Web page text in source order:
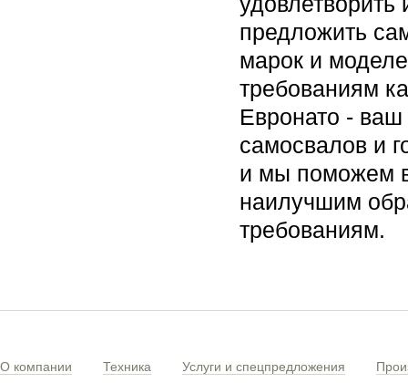
предложить
марок и
требованиям
Евронато -
самосвалов и
и мы поможем
наилучшим
требованиям.
О компании Техника Услуги и спецпредложения